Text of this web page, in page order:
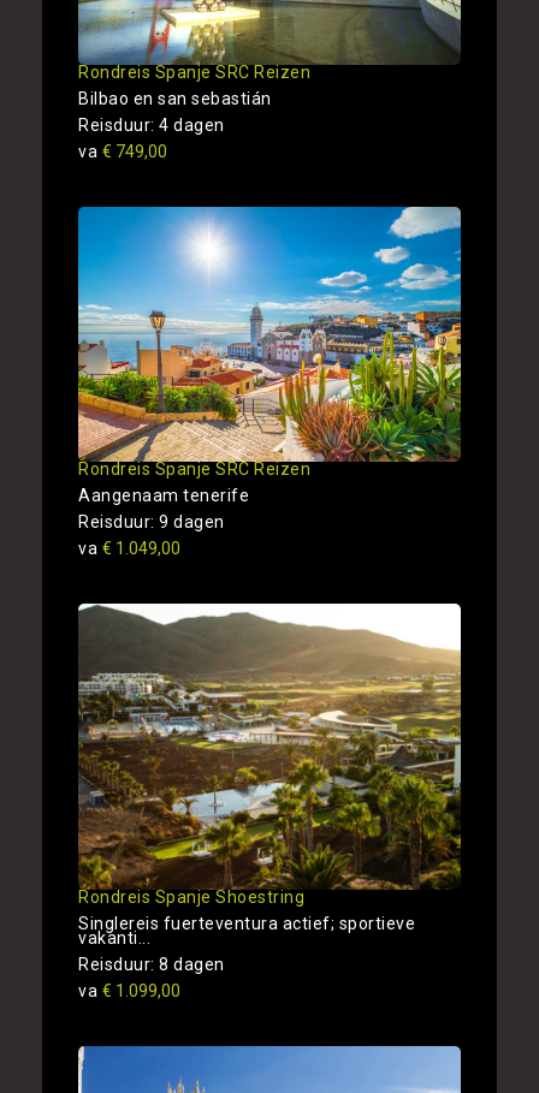
Rondreis Spanje SRC Reizen
Bilbao en san sebastián
Reisduur: 4 dagen
va € 749,00
Rondreis Spanje SRC Reizen
Aangenaam tenerife
Reisduur: 9 dagen
va € 1.049,00
Rondreis Spanje Shoestring
Singlereis fuerteventura actief; sportieve
vakanti...
Reisduur: 8 dagen
va € 1.099,00